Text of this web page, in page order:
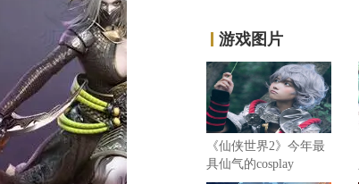
游戏图片
《仙侠世界2》今年最
具仙气的cosplay